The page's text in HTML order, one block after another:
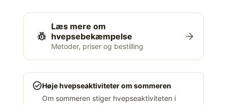
pest_control
Læs mere om
hvepsebekæmpelse
Metoder, priser og bestilling
arrow_forward
check_circleHøje hvepseaktiviteter om sommeren
Om sommeren stiger hvepseaktiviteten i